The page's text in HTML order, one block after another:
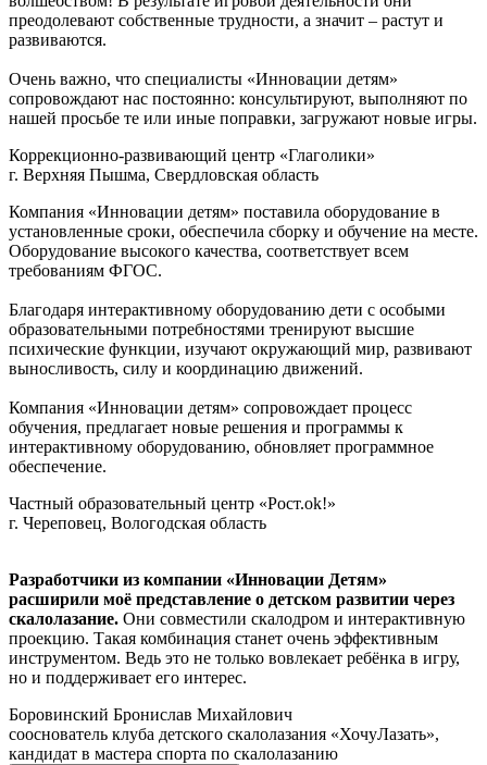
преодолевают собственные трудности, а значит – растут и
развиваются.
Очень важно, что специалисты «Инновации детям»
сопровождают нас постоянно: консультируют, выполняют по
нашей просьбе те или иные поправки, загружают новые игры.
Коррекционно-развивающий центр «Глаголики»
г. Верхняя Пышма, Свердловская область
Компания «Инновации детям» поставила оборудование в
установленные сроки, обеспечила сборку и обучение на месте.
Оборудование высокого качества, соответствует всем
требованиям ФГОС.
Благодаря интерактивному оборудованию дети с особыми
образовательными потребностями тренируют высшие
психические функции, изучают окружающий мир, развивают
выносливость, силу и координацию движений.
Компания «Инновации детям» сопровождает процесс
обучения, предлагает новые решения и программы к
интерактивному оборудованию, обновляет программное
обеспечение.
Частный образовательный центр «Рост.ok!»
г. Череповец, Вологодская область
Разработчики из компании «Инновации Детям»
расширили моё представление о детском развитии через
скалолазание. Они совместили скалодром и интерактивную
проекцию. Такая комбинация станет очень эффективным
инструментом. Ведь это не только вовлекает ребёнка в игру,
но и поддерживает его интерес.
Боровинский Бронислав Михайлович
сооснователь клуба детского скалолазания «ХочуЛазать»,
кандидат в мастера спорта по скалолазанию